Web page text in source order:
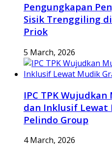
Pengungkapan
Sisik Trenggiling
Priok
5 March, 2026
IPC TPK
dan Inklusif Lewat
Pelindo Group
4 March, 2026